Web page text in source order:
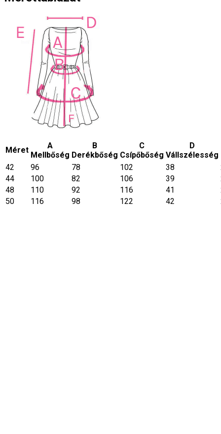
Méret
A
Mellbőség
B
Derékbőség
C
Csípőbőség
D
Vállszélesség
42
96 78 102 38
44
100 82 106 39
48
110 92 116 41
50
116 98 122 42